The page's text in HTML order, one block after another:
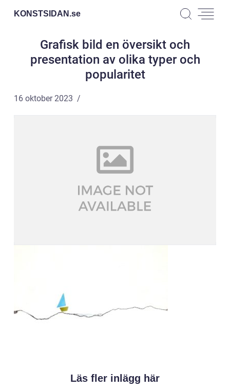
KONSTSIDAN.se
Grafisk bild en översikt och
presentation av olika typer och
popularitet
16 oktober 2023
Läs fler inlägg här